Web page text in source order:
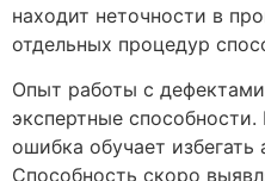
находит неточности в
отдельных процедур
Опыт работы с
экспертные
ошибка обучает избегать
Способность скоро